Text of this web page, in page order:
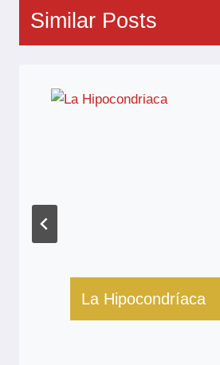
Similar Posts
La Hipocondríaca